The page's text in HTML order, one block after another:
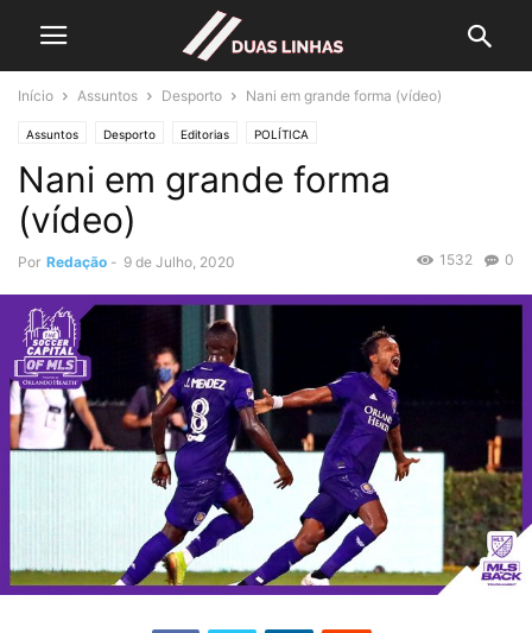
Início Assuntos Desporto Nani em grande forma (vídeo)
Assuntos Desporto Editorias POLÍTICA
Nani em grande forma
(vídeo)
Por Redação - 9 de Julho, 2020 0
1532